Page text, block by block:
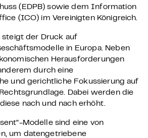
(EDPB) sowie dem Information
(ICO) im Vereinigten Königreich.
steigt der Druck auf
in Europa. Neben
Herausforderungen
durch eine
und gerichtliche Fokussierung auf
Dabei werden die
nach und nach erhöht.
Modelle sind eine von
um datengetriebene